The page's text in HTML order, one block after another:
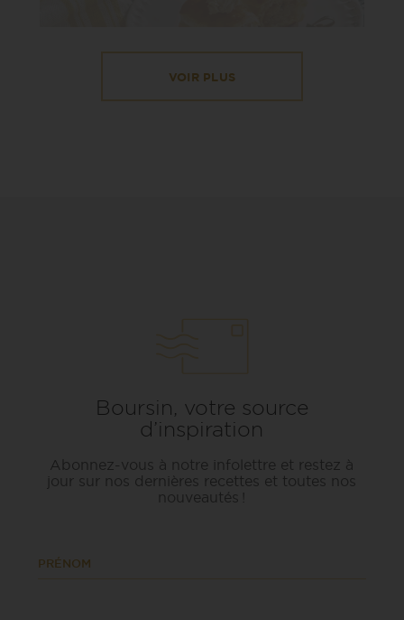
VOIR PLUS
Boursin, votre source
d’inspiration
Abonnez-vous à notre infolettre et restez à
jour sur nos dernières recettes et toutes nos
nouveautés !
PRÉNOM